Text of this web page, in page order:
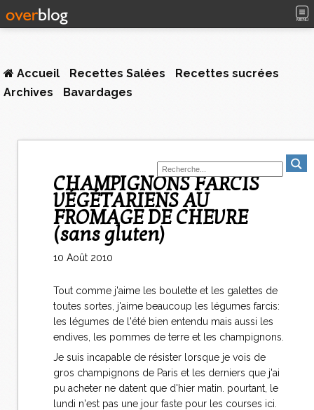
MENU
Accueil Recettes Salées
Recettes sucrées
Archives
Bavardages
CHAMPIGNONS FARCIS
VÉGÉTARIENS AU
FROMAGE DE CHEVRE
(sans gluten)
10 Août 2010
Tout comme j'aime les boulette et les galettes de
toutes sortes, j'aime beaucoup les légumes farcis:
les légumes de l'été bien entendu mais aussi les
endives, les pommes de terre et les champignons.
Je suis incapable de résister lorsque je vois de
gros champignons de Paris et les derniers que j'ai
pu acheter ne datent que d'hier matin. pourtant, le
lundi n'est pas une jour faste pour les courses ici.